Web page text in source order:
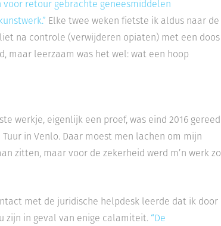
retour gebrachte geneesmiddelen
Elke twee weken fietste ik aldus naar de
na controle (verwijderen opiaten) met een doos
maar leerzaam was het wel: wat een hoop
werkje, eigenlijk een proef, was eind 2016 gereed
in Venlo. Daar moest men lachen om mijn
zitten, maar voor de zekerheid werd m’n werk zo
met de juridische helpdesk leerde dat ik door
zijn in geval van enige calamiteit. “De